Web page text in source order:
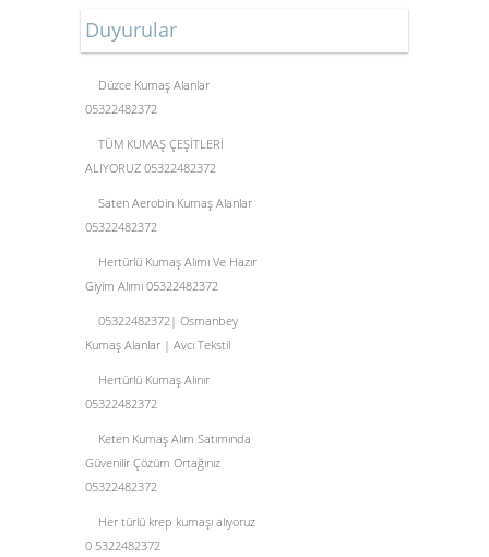
Duyurular
Düzce Kumaş Alanlar
05322482372
TÜM KUMAŞ ÇEŞİTLERİ
ALIYORUZ 05322482372
Saten Aerobin Kumaş Alanlar
05322482372
Hertürlü Kumaş Alımı Ve Hazır
Giyim Alımı 05322482372
05322482372| Osmanbey
Kumaş Alanlar | Avcı Tekstil
Hertürlü Kumaş Alınır
05322482372
Keten Kumaş Alım Satımında
Güvenilir Çözüm Ortağınız
05322482372
Her türlü krep kumaşı alıyoruz
0 5322482372